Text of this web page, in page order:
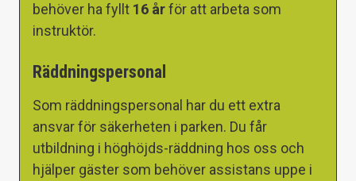
behöver ha fyllt 16 årför att arbeta som
instruktör.
Räddningspersonal
Som räddningspersonal har du ett extra
ansvar för säkerheten i parken. Du får
utbildning i höghöjds-räddning hos oss och
hjälper gäster som behöver assistans uppe i